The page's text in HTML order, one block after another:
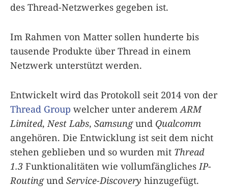
des Thread-Netzwerkes gegeben ist.
Im Rahmen von Matter sollen hunderte bis
tausende Produkte über Thread in einem
Netzwerk unterstützt werden.
Entwickelt wird das Protokoll seit 2014 von der
Thread Group welcher unter anderemARM
Limited,Nest Labs, Samsungund Qualcomm
angehören. Die Entwicklung ist seit dem nicht
stehen geblieben und so wurden mit Thread
1.3 Funktionalitäten wie vollumfänglichesIP-
Routingund Service-Discovery hinzugefügt.